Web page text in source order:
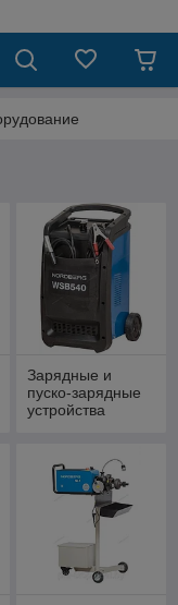
Зарядные и
пуско-зарядные
устройства